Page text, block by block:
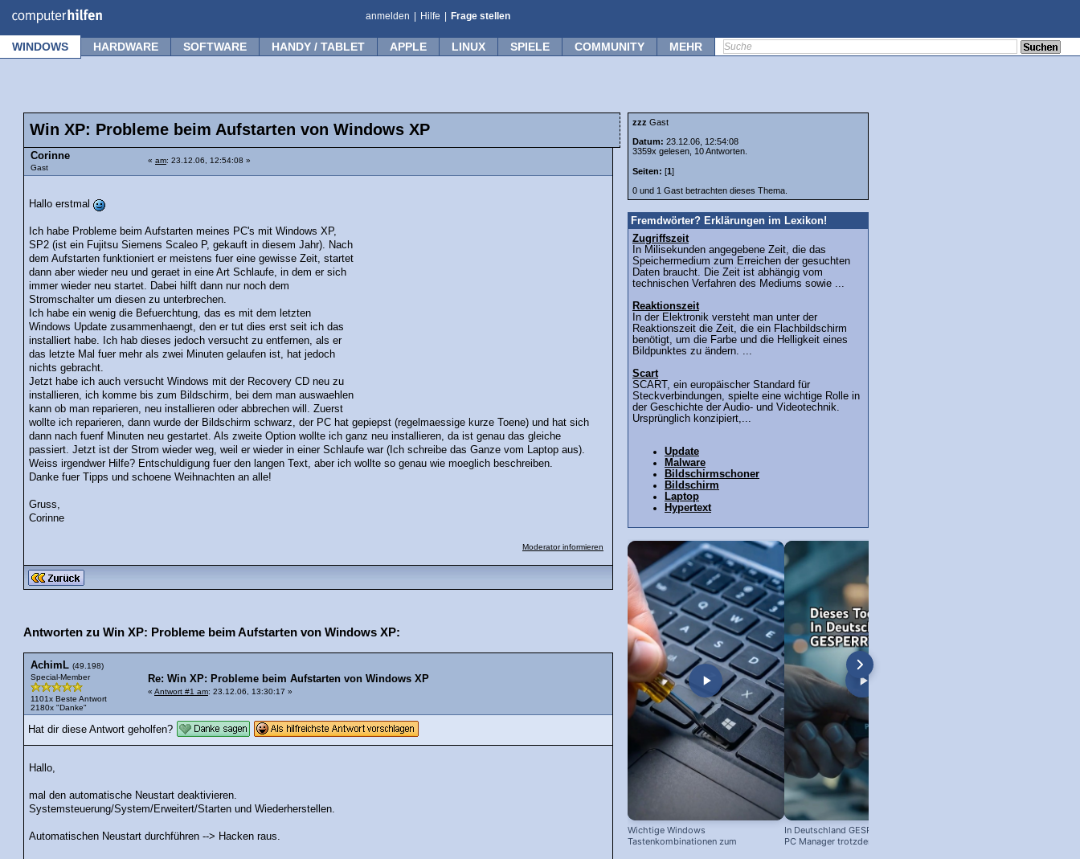
anmelden Hilfe Frage stellen
WINDOWS HARDWARE SOFTWARE HANDY / TABLET APPLE LINUX SPIELE COMMUNITY MEHR
Win XP: Probleme beim Aufstarten von Windows XP
Corinne
Gast
« am: 23.12.06, 12:54:08 »
Hallo erstmal
Ich habe Probleme beim Aufstarten meines PC's mit Windows XP,
SP2 (ist ein Fujitsu Siemens Scaleo P, gekauft in diesem Jahr). Nach
dem Aufstarten funktioniert er meistens fuer eine gewisse Zeit, startet
dann aber wieder neu und geraet in eine Art Schlaufe, in dem er sich
immer wieder neu startet. Dabei hilft dann nur noch dem
Stromschalter um diesen zu unterbrechen.
Ich habe ein wenig die Befuerchtung, das es mit dem letzten
Windows Update zusammenhaengt, den er tut dies erst seit ich das
installiert habe. Ich hab dieses jedoch versucht zu entfernen, als er
das letzte Mal fuer mehr als zwei Minuten gelaufen ist, hat jedoch
nichts gebracht.
Jetzt habe ich auch versucht Windows mit der Recovery CD neu zu
installieren, ich komme bis zum Bildschirm, bei dem man auswaehlen
kann ob man reparieren, neu installieren oder abbrechen will. Zuerst
wollte ich reparieren, dann wurde der Bildschirm schwarz, der PC hat gepiepst (regelmaessige kurze Toene) und hat sich
dann nach fuenf Minuten neu gestartet. Als zweite Option wollte ich ganz neu installieren, da ist genau das gleiche
passiert. Jetzt ist der Strom wieder weg, weil er wieder in einer Schlaufe war (Ich schreibe das Ganze vom Laptop aus).
Weiss irgendwer Hilfe? Entschuldigung fuer den langen Text, aber ich wollte so genau wie moeglich beschreiben.
Danke fuer Tipps und schoene Weihnachten an alle!
Gruss,
Corinne
Moderator informieren
Antworten zu Win XP: Probleme beim Aufstarten von Windows XP:
AchimL (49.198)
Special-Member
1101x Beste Antwort
2180x "Danke"
Re: Win XP: Probleme beim Aufstarten von Windows XP
« Antwort #1 am: 23.12.06, 13:30:17 »
Hat dir diese Antwort geholfen?
Hallo,
mal den automatische Neustart deaktivieren.
Systemsteuerung/System/Erweitert/Starten und Wiederherstellen.
Automatischen Neustart durchführen --> Hacken raus.
zzz Gast
Datum: 23.12.06, 12:54:08
3359x gelesen, 10 Antworten.
Seiten: [1]
0 und 1 Gast betrachten dieses Thema.
Fremdwörter? Erklärungen im Lexikon!
Zugriffszeit
In Milisekunden angegebene Zeit, die das
Speichermedium zum Erreichen der gesuchten
Daten braucht. Die Zeit ist abhängig vom
technischen Verfahren des Mediums sowie ...
Reaktionszeit
In der Elektronik versteht man unter der
Reaktionszeit die Zeit, die ein Flachbildschirm
benötigt, um die Farbe und die Helligkeit eines
Bildpunktes zu ändern. ...
Scart
SCART, ein europäischer Standard für
Steckverbindungen, spielte eine wichtige Rolle in
der Geschichte der Audio- und Videotechnik.
Ursprünglich konzipiert,...
Update
Malware
Bildschirmschoner
Bildschirm
Laptop
Hypertext
Wichtige Windows
Tastenkombinationen zum
In Deutschland GESPERRT: Microsoft
PC Manager trotzdem installieren